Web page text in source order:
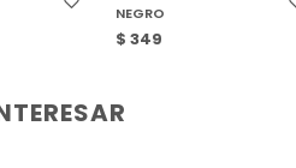
NEGRO
$ 349